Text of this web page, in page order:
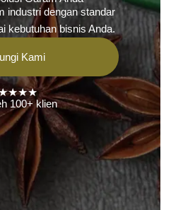
industri dengan standar
kebutuhan bisnis Anda.
Kami
100+ klien